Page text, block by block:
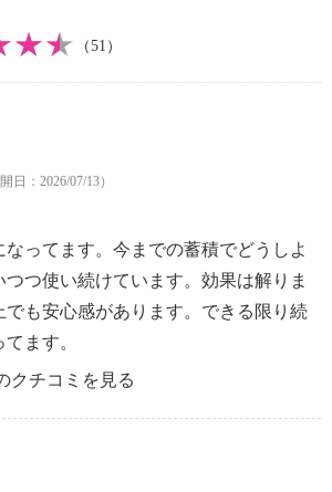
ンアルコール、タール系色素不使
（51）
日：2026/07/13）
ってます。今までの蓄積でどうしよ
つつ使い続けています。効果は解りま
でも安心感があります。できる限り続
ます。
クチコミを見る